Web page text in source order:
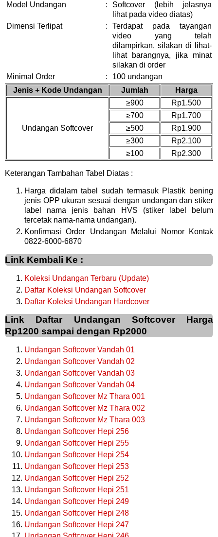
Model Undangan :
Softcover (lebih jelasnya
lihat pada video diatas)
Dimensi Terlipat
:
Terdapat pada tayangan
video yang telah
dilampirkan, silakan di lihat-
lihat barangnya, jika minat
silakan di order
Minimal Order
:
100 undangan
Jenis + Kode Undangan
Jumlah Harga
Undangan Softcover
≥900
Rp1.500
≥700
Rp1.700
≥500
Rp1.900
≥300
Rp2.100
≥100
Rp2.300
Keterangan Tambahan Tabel Diatas :
Harga didalam tabel sudah termasuk Plastik bening
jenis OPP ukuran sesuai dengan undangan dan stiker
label nama jenis bahan HVS (stiker label belum
tercetak nama-nama undangan).
Konfirmasi Order Undangan Melalui Nomor Kontak
0822-6000-6870
Link Kembali Ke :
Koleksi Undangan Terbaru (Update)
Daftar Koleksi Undangan Softcover
Daftar Koleksi Undangan Hardcover
Link Daftar Undangan Softcover Harga
Rp1200 sampai dengan Rp2000
Undangan Softcover Vandah 01
Undangan Softcover Vandah 02
Undangan Softcover Vandah 03
Undangan Softcover Vandah 04
Undangan Softcover Mz Thara 001
Undangan Softcover Mz Thara 002
Undangan Softcover Mz Thara 003
Undangan Softcover Hepi 256
Undangan Softcover Hepi 255
Undangan Softcover Hepi 254
Undangan Softcover Hepi 253
Undangan Softcover Hepi 252
Undangan Softcover Hepi 251
Undangan Softcover Hepi 249
Undangan Softcover Hepi 248
Undangan Softcover Hepi 247